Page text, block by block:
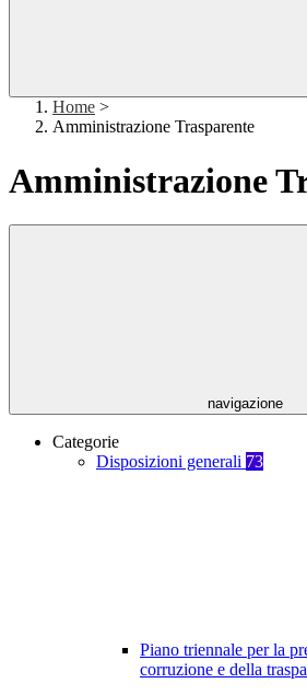
Home >
Amministrazione Trasparente
Amministrazione
navigazione
Categorie
Disposizioni generali 73
Piano triennale per la
corruzione e della